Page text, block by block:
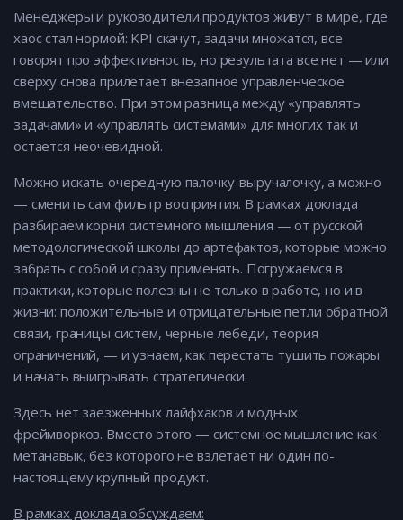
Менеджеры и руководители продуктов живут в мире, где
хаос стал нормой: KPI скачут, задачи множатся, все
говорят про эффективность, но результата все нет — или
сверху снова прилетает внезапное управленческое
вмешательство. При этом разница между «управлять
задачами» и «управлять системами» для многих так и
остается неочевидной.
Можно искать очередную палочку-выручалочку, а можно
— сменить сам фильтр восприятия. В рамках доклада
разбираем корни системного мышления — от русской
методологической школы до артефактов, которые можно
забрать с собой и сразу применять. Погружаемся в
практики, которые полезны не только в работе, но и в
жизни: положительные и отрицательные петли обратной
связи, границы систем, черные лебеди, теория
ограничений, — и узнаем, как перестать тушить пожары
и начать выигрывать стратегически.
Здесь нет заезженных лайфхаков и модных
фреймворков. Вместо этого — системное мышление как
метанавык, без которого не взлетает ни один по-
настоящему крупный продукт.
В рамках доклада обсуждаем: